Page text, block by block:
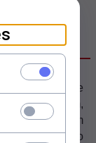
Koc we
niebieskim,
ściegiem
doskonały do